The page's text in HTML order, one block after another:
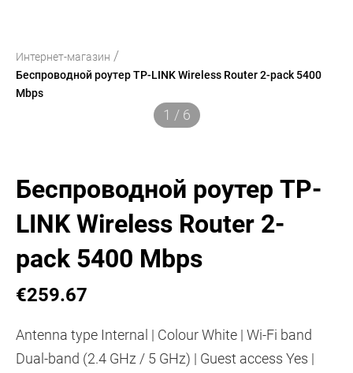
Интернет-магазин /
Беспроводной роутер TP-LINK Wireless Router 2-pack 5400
Mbps
1 / 6
Беспроводной роутер TP-
LINK Wireless Router 2-
pack 5400 Mbps
€259.67
Antenna type Internal | Colour White | Wi-Fi band
Dual-band (2.4 GHz / 5 GHz) | Guest access Yes |